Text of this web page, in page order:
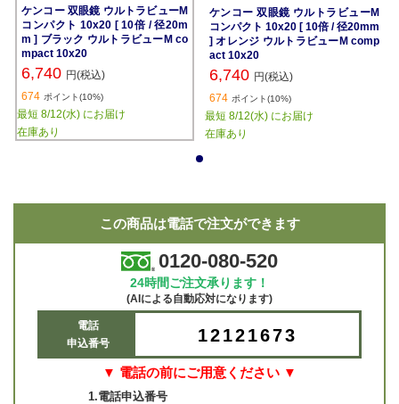
ケンコー 双眼鏡 ウルトラビューM
コンパクト 10x20 [ 10倍 / 径20m
m ] ブラック ウルトラビューM co
mpact 10x20
6,740 円(税込)
674 ポイント(10%)
最短 8/12(水) にお届け
在庫あり
ケンコー 双眼鏡 ウルトラビューM
コンパクト 10x20 [ 10倍 / 径20mm
] オレンジ ウルトラビューM comp
act 10x20
6,740 円(税込)
674 ポイント(10%)
最短 8/12(水) にお届け
在庫あり
この商品は電話で注文ができます
0120-080-520
24時間ご注文承ります！
(AIによる自動応対になります)
電話
申込番号
12121673
▼ 電話の前にご用意ください ▼
1.電話申込番号